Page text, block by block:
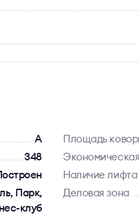
A Площадь
348
Наличие лифта
Парк,
клуб
Деловая зона